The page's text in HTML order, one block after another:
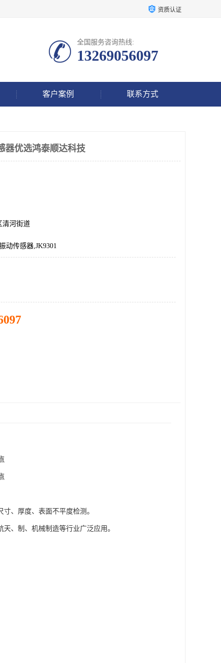
资质认证
全国服务咨询热线:
13269056097
客户案例 联系方式
器优选鸿泰顺达科技
清河街道
动传感器,JK9301
、厚度、表面不平度检测。
、制、机械制造等行业广泛应用。